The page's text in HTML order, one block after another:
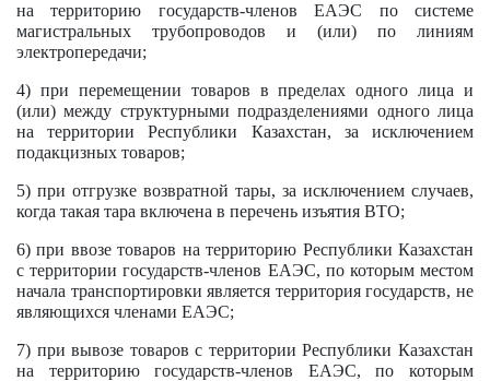
на территорию государств-членов ЕАЭС по системе
магистральных трубопроводов и (или) по линиям
электропередачи;
4) при перемещении товаров в пределах одного лица и
(или) между структурными подразделениями одного лица
на территории Республики Казахстан, за исключением
подакцизных товаров;
5) при отгрузке возвратной тары, за исключением случаев,
когда такая тара включена в перечень изъятия ВТО;
6) при ввозе товаров на территорию Республики Казахстан
с территории государств-членов ЕАЭС, по которым местом
начала транспортировки является территория государств, не
являющихся членами ЕАЭС;
7) при вывозе товаров с территории Республики Казахстан
на территорию государств-членов ЕАЭС, по которым